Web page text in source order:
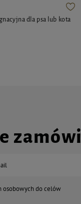
dla psa lub kota
osobowych do celów